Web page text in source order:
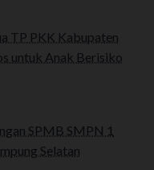
TP PKK Kabupaten
untuk Anak Berisiko
SPMB SMPN 1
Selatan